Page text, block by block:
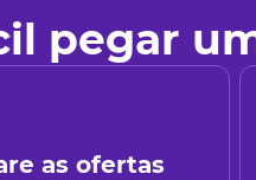
pegar
as ofertas